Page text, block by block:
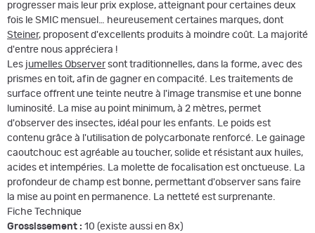
progresser mais leur prix explose, atteignant pour certaines deux
fois le SMIC mensuel… heureusement certaines marques, dont
Steiner, proposent d'excellents produits à moindre coût. La majorité
d'entre nous appréciera !
Les jumelles Observersont traditionnelles, dans la forme, avec des
prismes en toit, afin de gagner en compacité. Les traitements de
surface offrent une teinte neutre à l'image transmise et une bonne
luminosité. La mise au point minimum, à 2 mètres, permet
d'observer des insectes, idéal pour les enfants. Le poids est
contenu grâce à l'utilisation de polycarbonate renforcé. Le gainage
caoutchouc est agréable au toucher, solide et résistant aux huiles,
acides et intempéries. La molette de focalisation est onctueuse. La
profondeur de champ est bonne, permettant d'observer sans faire
la mise au point en permanence. La netteté est surprenante.
Fiche Technique
Grossissement : 10 (existe aussi en 8x)